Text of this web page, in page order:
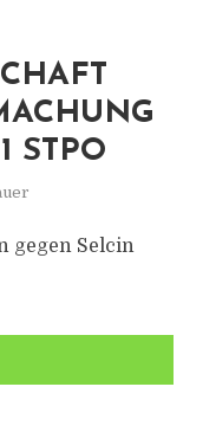
STPO
gegen Selcin